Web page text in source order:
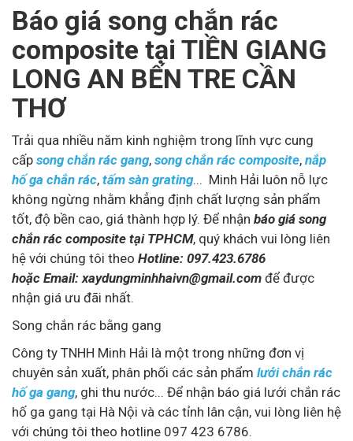
Báo giá song chắn rác
composite tại TIỀN GIANG
LONG AN BẾN TRE CẦN
THƠ
Trải qua nhiều năm kinh nghiệm trong lĩnh vực cung
cấp song chắn rác gang, song chắn rác composite, nắp
hố ga chắn rác, tấm sàn grating... Minh Hải luôn nỗ lực
không ngừng nhằm khẳng định chất lượng sản phẩm
tốt, độ bền cao, giá thành hợp lý. Để nhận báo giá song
chắn rác composite tại TPHCM, quý khách vui lòng liên
hệ với chúng tôi theo Hotline: 097.423.6786
hoặc Email: xaydungminhhaivn@gmail.com để được
nhận giá ưu đãi nhất.
Song chắn rác bằng gang
Công ty TNHH Minh Hải là một trong những đơn vị
chuyên sản xuất, phân phối các sản phẩm lưới chắn rác
hố ga gang, ghi thu nước... Để nhận báo giá lưới chắn rác
hố ga gang tại Hà Nội và các tỉnh lân cận, vui lòng liên hệ
với chúng tôi theo hotline 097 423 6786.